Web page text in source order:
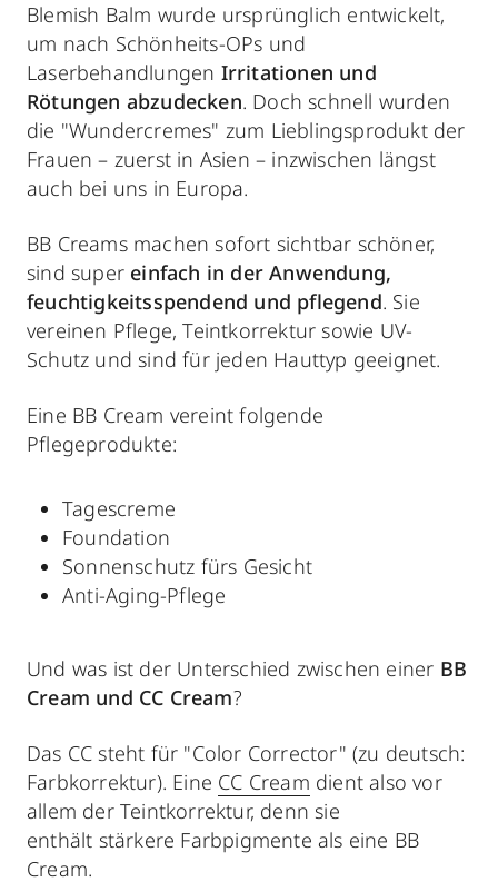
Blemish Balm wurde ursprünglich entwickelt,
um nach Schönheits-OPs und
Laserbehandlungen Irritationen und
Rötungen abzudecken. Doch schnell wurden
die "Wundercremes" zum Lieblingsprodukt der
Frauen – zuerst in Asien – inzwischen längst
auch bei uns in Europa.
BB Creams machen sofort sichtbar schöner,
sind super einfach in der Anwendung,
feuchtigkeitsspendend und pflegend. Sie
vereinen Pflege, Teintkorrektur sowie UV-
Schutz und sind für jeden Hauttyp geeignet.
Eine BB Cream vereint folgende
Pflegeprodukte:
Tagescreme
Foundation
Sonnenschutz fürs Gesicht
Anti-Aging-Pflege
Und was ist der Unterschied zwischen einer BB
Cream und CC Cream?
Das CC steht für "Color Corrector" (zu deutsch:
Farbkorrektur). Eine CC Cream dient also vor
allem der Teintkorrektur, denn sie
enthält stärkere Farbpigmente als eine BB
Cream.